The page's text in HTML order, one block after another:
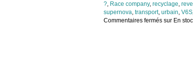
?, Race company, recyclage,
supernova, transport, urbain, V6S
Commentaires fermés sur En